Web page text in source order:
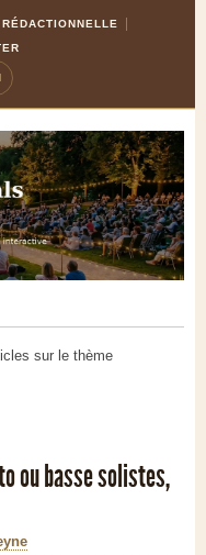
sur le thème
ou basse solistes,